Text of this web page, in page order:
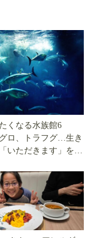
くなる水族館6
ロ、トラフグ…生き
いただきます」を考